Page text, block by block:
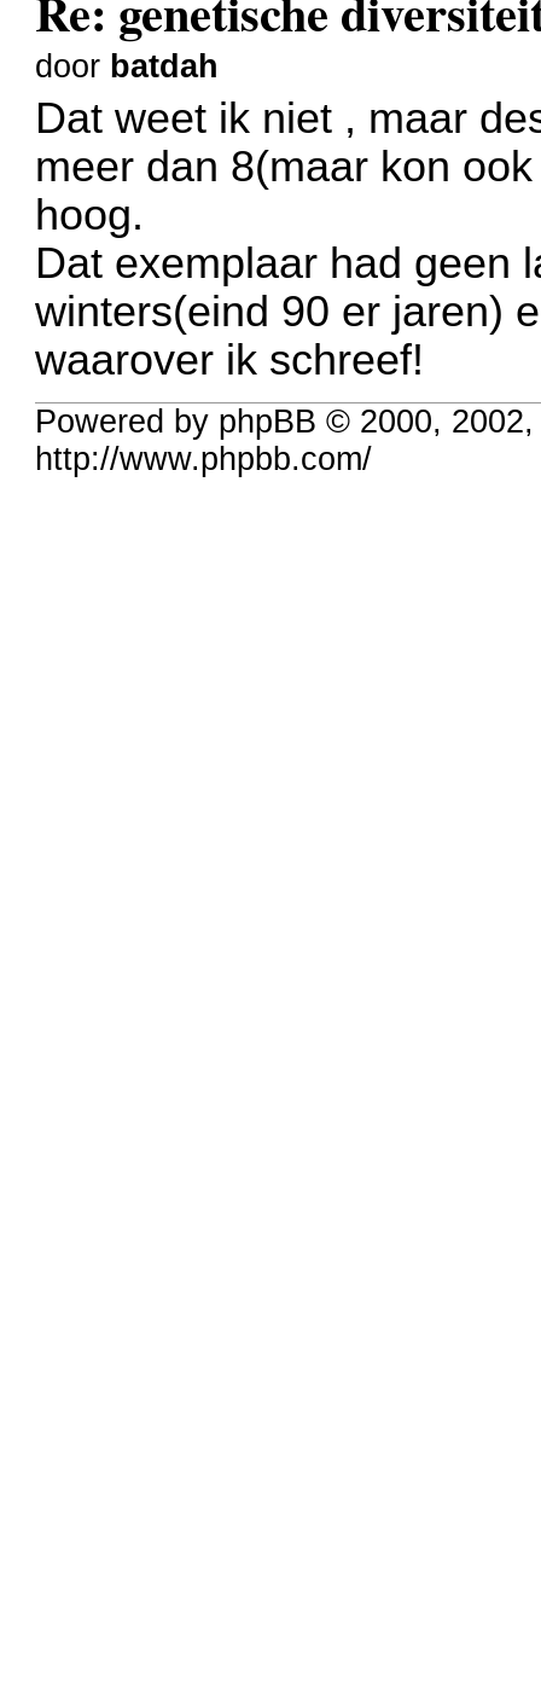
door batdah
Dat weet ik niet , maar
meer dan 8(maar kon
hoog.
Dat exemplaar had geen
winters(eind 90 er jaren)
waarover ik schreef!
Powered by phpBB © 2000,
http://www.phpbb.com/